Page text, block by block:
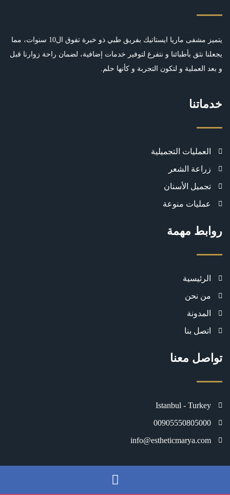
يتميز مشفى ماريا ايستاتيك بفريق طبي ذو خبرة تفوق ال10 سنوات، مما
يجعلنا نثق بأطبائنا و نتفرغ لتوفير خدمات إضافية، لضمان راحة زوارنا قبل
و بعد العملية و لتكون التجربة و كأنها حلم.
خدماتنا
العمليات التجميلية
زراعة الشعر
تجميل الأسنان
عمليات منوعة
روابط مهمة
الرئيسية
من نحن
المدونة
اتصل بنا
تواصل معنا
Istanbul - Turkey
00905550805000
info@estheticmarya.com